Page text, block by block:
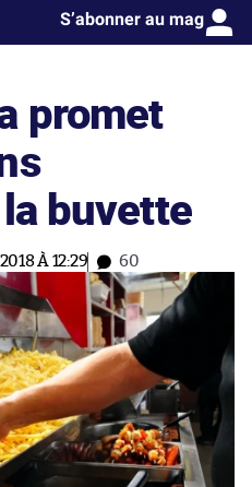
S’abonner au mag
promet
buvette
À 12:29 60